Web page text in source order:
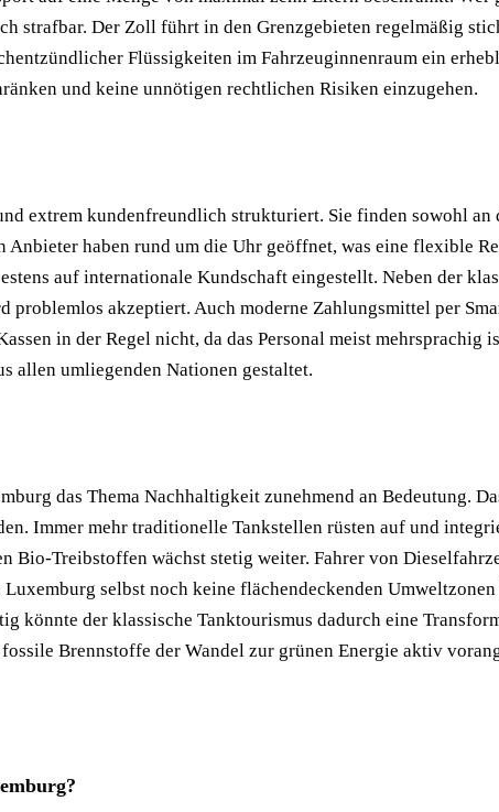
strafbar. Der Zoll führt in den Grenzgebieten regelmäßig
Flüssigkeiten im Fahrzeuginnenraum ein
und keine unnötigen rechtlichen Risiken einzugehen.
extrem kundenfreundlich strukturiert. Sie finden sowohl
Anbieter haben rund um die Uhr geöffnet, was eine flexible
auf internationale Kundschaft eingestellt. Neben der
akzeptiert. Auch moderne Zahlungsmittel per
in der Regel nicht, da das Personal meist
allen umliegenden Nationen gestaltet.
das Thema Nachhaltigkeit zunehmend an Bedeutung.
Immer mehr traditionelle Tankstellen rüsten auf und
Bio-Treibstoffen wächst stetig weiter. Fahrer von
selbst noch keine flächendeckenden
der klassische Tanktourismus dadurch eine
Brennstoffe der Wandel zur grünen Energie aktiv